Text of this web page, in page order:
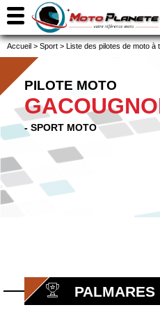
Accueil > Sport > Liste des pilotes de moto à
PILOTE MOTO
- SPORT MOTO